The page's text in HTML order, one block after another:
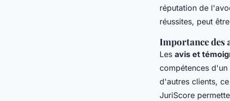
réputation de
réussites, peut
Importance des
Les avis et
compétences d'un
d'autres clients,
JuriScore